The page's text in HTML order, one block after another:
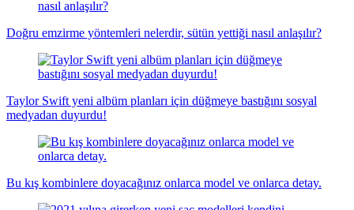
Doğru emzirme yöntemleri nelerdir, sütün yettiği nasıl anlaşılır?
Taylor Swift yeni albüm planları için düğmeye bastığını sosyal
medyadan duyurdu!
Bu kış kombinlere doyacağınız onlarca model ve onlarca detay.